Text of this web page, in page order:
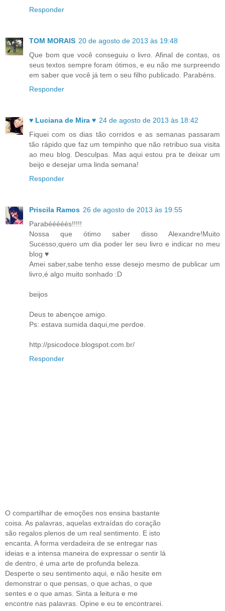
Responder
TOM MORAIS 20 de agosto de 2013 às 19:48
Que bom que você conseguiu o livro. Afinal de contas, os
seus textos sempre foram ótimos, e eu não me surpreendo
em saber que você já tem o seu filho publicado. Parabéns.
Responder
♥ Luciana de Mira ♥ 24 de agosto de 2013 às 18:42
Fiquei com os dias tão corridos e as semanas passaram
tão rápido que faz um tempinho que não retribuo sua visita
ao meu blog. Desculpas. Mas aqui estou pra te deixar um
beijo e desejar uma linda semana!
Responder
Priscila Ramos 26 de agosto de 2013 às 19:55
Parabééééés!!!!!
Nossa que ótimo saber disso Alexandre!Muito
Sucesso,quero um dia poder ler seu livro e indicar no meu
blog ♥
Amei saber,sabe tenho esse desejo mesmo de publicar um
livro,é algo muito sonhado :D
beijos
Deus te abençoe amigo.
Ps: estava sumida daqui,me perdoe.
http://psicodoce.blogspot.com.br/
Responder
O compartilhar de emoções nos ensina bastante
coisa. As palavras, aquelas extraídas do coração
são regalos plenos de um real sentimento. E isto
encanta. A forma verdadeira de se entregar nas
ideias e a intensa maneira de expressar o sentir lá
de dentro, é uma arte de profunda beleza.
Desperte o seu sentimento aqui, e não hesite em
demonstrar o que pensas, o que achas, o que
sentes e o que amas. Sinta a leitura e me
encontre nas palavras. Opine e eu te encontrarei.